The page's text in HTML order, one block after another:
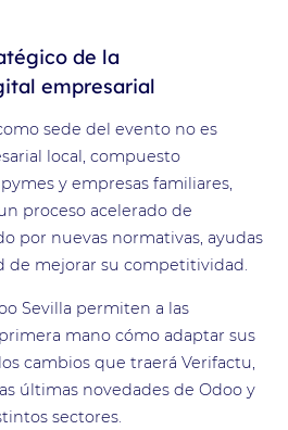
de la
empresarial
sede del evento no es
local, compuesto
pymes y empresas familiares,
proceso acelerado de
por nuevas normativas, ayudas
de mejorar su competitividad.
Sevilla permiten a las
mano cómo adaptar sus
cambios que traerá Verifactu,
últimas novedades de Odoo y
sectores.